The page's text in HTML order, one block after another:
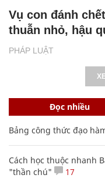
PHÁP LUẬT
Vụ con đánh
thuẫn nhỏ, hậu
Đọc nhiều
Bảng công thức đạo
Cách học thuộc nhanh
"thần chú"
17